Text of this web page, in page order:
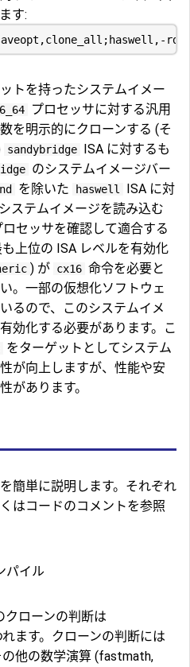
す:
トを持ったシステムイメー
プロセッサに対する汎用
を明示的にクローンする (そ
sandybridge ISA に対するも
のシステムイメージバー
を除いた haswell
ISA に対
ステムイメージを読み込む
セッサを確認して適合する
上位の ISA レベルを有効化
) が cx16 命令を必要と
。一部の仮想化ソフトウェ
るので、このシステムイメ
効化する必要があります。こ
をターゲットとしてシステム
が向上しますが、性能や安
があります。
簡単に説明します。それぞれ
はコードのコメントを参照
パイル
クローンの判断は
ます。クローンの判断には
他の数学演算 (fastmath,